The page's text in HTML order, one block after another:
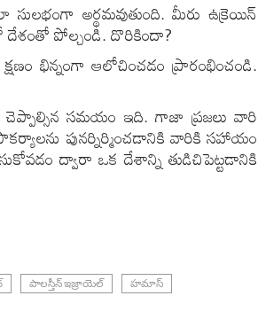
అర్థమవుతుంది. మీరు ఉక్రెయిన్
దేశంతో పోల్చండి. దొరికిందా?
భిన్నంగా ఆలోచించడం ప్రారంభించండి.
చెప్పాల్సిన సమయం ఇది. గాజా ప్రజలు వారి
పునర్నిర్మించడానికి వారికి సహాయం
ద్వారా ఒక దేశాన్ని తుడిచిపెట్టడానికి
పాలస్తీన్ ఇజ్రాయెల్ హమాస్